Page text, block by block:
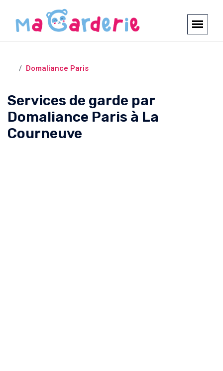
Domaliance Paris
Services de garde par
Domaliance Paris à La
Courneuve